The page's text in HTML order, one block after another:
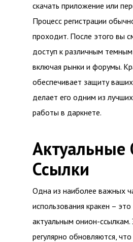
скачать приложение или
Процесс регистрации
проходит. После этого вы
доступ к различным
включая рынки и форумы.
обеспечивает защиту
делает его одним из
работы в даркнете.
Актуальные
Ссылки
Одна из наиболее важных
использования кракен –
актуальным онион-ссылкам.
регулярно обновляются,